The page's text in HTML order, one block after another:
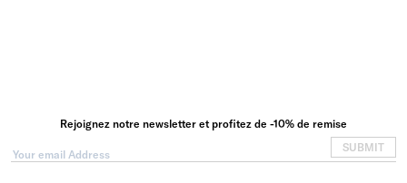
Rejoignez notre newsletter et profitez de -10% de remise
SUBMIT